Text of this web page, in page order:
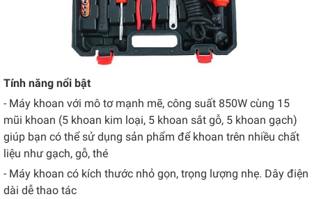
Tính năng nổi bật
- Máy khoan với mô tơ mạnh mẽ, công suất 850W cùng 15
mũi khoan (5 khoan kim loại, 5 khoan sắt gỗ, 5 khoan gạch)
giúp bạn có thể sử dụng sản phẩm để khoan trên nhiều chất
liệu như gạch, gỗ, thé
- Máy khoan có kích thước nhỏ gọn, trọng lượng nhẹ. Dây điện
dài dễ thao tác